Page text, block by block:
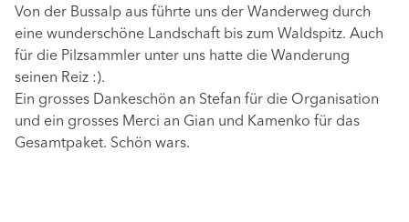
Von der Bussalp aus führte uns der Wanderweg durch
eine wunderschöne Landschaft bis zum Waldspitz. Auch
für die Pilzsammler unter uns hatte die Wanderung
seinen Reiz :).
Ein grosses Dankeschön an Stefan für die Organisation
und ein grosses Merci an Gian und Kamenko für das
Gesamtpaket. Schön wars.